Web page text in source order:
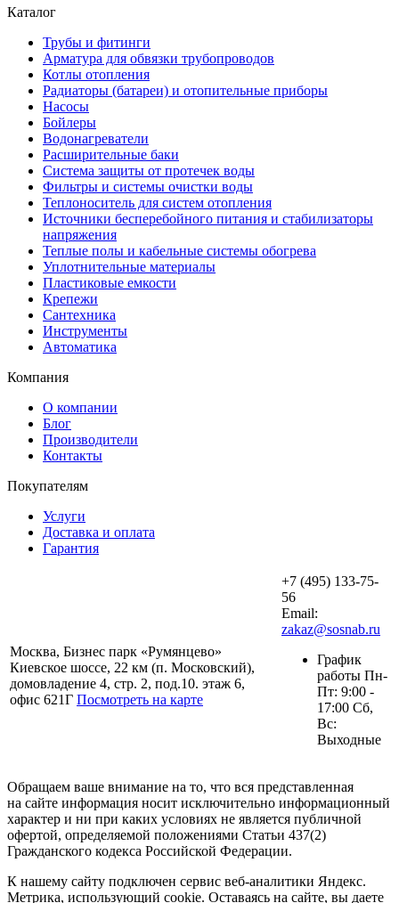
Каталог
Трубы и фитинги
Арматура для обвязки трубопроводов
Котлы отопления
Радиаторы (батареи) и отопительные приборы
Насосы
Бойлеры
Водонагреватели
Расширительные баки
Система защиты от протечек воды
Фильтры и системы очистки воды
Теплоноситель для систем отопления
Источники бесперебойного питания и стабилизаторы
напряжения
Теплые полы и кабельные системы обогрева
Уплотнительные материалы
Пластиковые емкости
Крепежи
Сантехника
Инструменты
Автоматика
Компания
О компании
Блог
Производители
Контакты
Покупателям
Услуги
Доставка и оплата
Гарантия
Москва, Бизнес парк «Румянцево»
Киевское шоссе, 22 км (п. Московский),
домовладение 4, стр. 2, под.10. этаж 6,
офис 621Г Посмотреть на карте
+7 (495) 133-75-
56
Email:
zakaz@sosnab.ru
График
работы Пн-
Пт: 9:00 -
17:00 Сб,
Вс:
Выходные
Обращаем ваше внимание на то, что вся представленная
на сайте информация носит исключительно информационный
характер и ни при каких условиях не является публичной
офертой, определяемой положениями Статьи 437(2)
Гражданского кодекса Российской Федерации.
К нашему сайту подключен сервис веб-аналитики Яндекс.
Метрика, использующий cookie. Оставаясь на сайте, вы даете